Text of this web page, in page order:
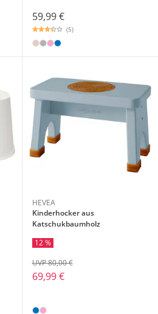
59,99 €
(5)
HEVEA
Kinderhocker aus
Katschukbaumholz
12 %
69,99 €
UVP 80,00 €